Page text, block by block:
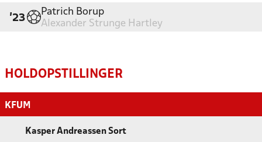
'23
Patrich Borup
Alexander Strunge Hartley
HOLDOPSTILLINGER
KFUM
Kasper Andreassen Sort